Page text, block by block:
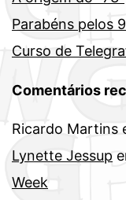
Parabéns pelos
Curso de
Comentários
Ricardo Martins
Lynette Jessup
Week